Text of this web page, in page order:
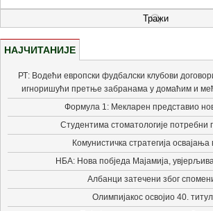
НАЈЧИТАНИЈЕ
РТ: Водећи европски фудбалски клубови
игноришући претње забранама у домаћим и
Формула 1: Мекларен представио
Студентима стоматологије потребни
Комунистичка стратегија освајања
НБА: Нова побједа Мајамија,
Албанци затечени због
Олимпијакос освојио 40.